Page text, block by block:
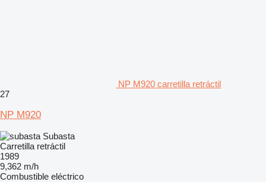
NP M920 carretilla retráctil
27
NP M920
Subasta
Carretilla retráctil
1989
9,362 m/h
Combustible eléctrico